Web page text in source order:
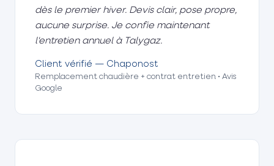
dès le premier hiver. Devis clair, pose propre,
aucune surprise. Je confie maintenant
l'entretien annuel à Talygaz.
Client vérifié — Chaponost
Remplacement chaudière + contrat entretien • Avis
Google